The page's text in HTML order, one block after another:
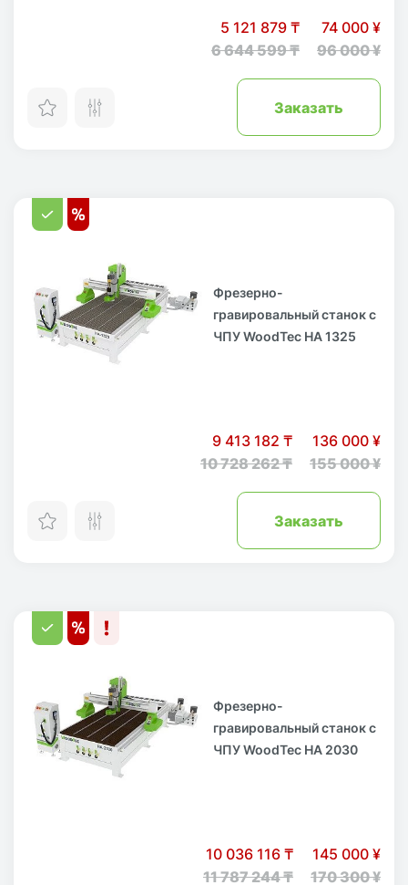
5 121 879 ₸
6 644 599 ₸
74 000 ¥
96 000 ¥
Заказать
Фрезерно-
гравировальный станок с
ЧПУ WoodTec HA 1325
9 413 182 ₸
10 728 262 ₸
136 000 ¥
155 000 ¥
Заказать
Фрезерно-
гравировальный станок с
ЧПУ WoodTec HA 2030
10 036 116 ₸
11 787 244 ₸
145 000 ¥
170 300 ¥